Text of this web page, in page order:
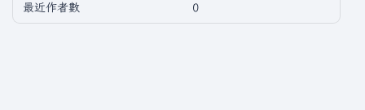
最近作者數 0